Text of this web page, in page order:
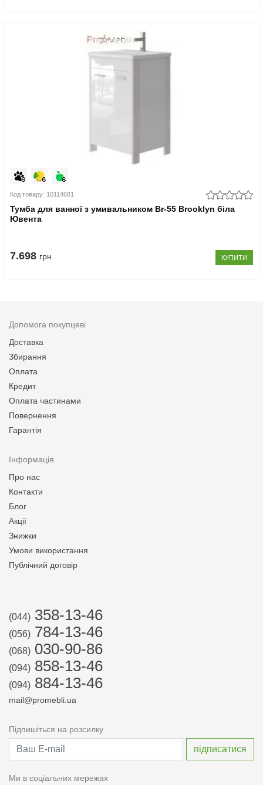
Код товару: 10114681
Тумба для ванної з умивальником Br-55 Brooklyn біла
Ювента
7.698 грн КУПИТИ
Допомога покупцеві
Доставка
Збирання
Оплата
Кредит
Оплата частинами
Повернення
Гарантія
Інформація
Про нас
Контакти
Блог
Акції
Знижки
Умови використання
Публічний договір
(044) 358-13-46
(056) 784-13-46
(068) 030-90-86
(094) 858-13-46
(094) 884-13-46
mail@promebli.ua
Підпишіться на розсилку
Ми в соціальних мережах